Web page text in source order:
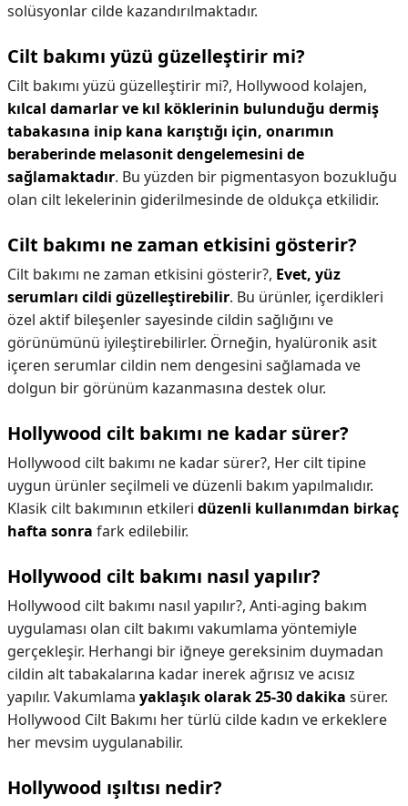
solüsyonlar cilde kazandırılmaktadır.
Cilt bakımı yüzü güzelleştirir mi?
Cilt bakımı yüzü güzelleştirir mi?, Hollywood kolajen,
kılcal damarlar ve kıl köklerinin bulunduğu dermiş
tabakasına inip kana karıştığı için, onarımın
beraberinde melasonit dengelemesini de
sağlamaktadır. Bu yüzden bir pigmentasyon bozukluğu
olan cilt lekelerinin giderilmesinde de oldukça etkilidir.
Cilt bakımı ne zaman etkisini gösterir?
Cilt bakımı ne zaman etkisini gösterir?, Evet, yüz
serumları cildi güzelleştirebilir. Bu ürünler, içerdikleri
özel aktif bileşenler sayesinde cildin sağlığını ve
görünümünü iyileştirebilirler. Örneğin, hyalüronik asit
içeren serumlar cildin nem dengesini sağlamada ve
dolgun bir görünüm kazanmasına destek olur.
Hollywood cilt bakımı ne kadar sürer?
Hollywood cilt bakımı ne kadar sürer?, Her cilt tipine
uygun ürünler seçilmeli ve düzenli bakım yapılmalıdır.
Klasik cilt bakımının etkileri düzenli kullanımdan birkaç
hafta sonra fark edilebilir.
Hollywood cilt bakımı nasıl yapılır?
Hollywood cilt bakımı nasıl yapılır?, Anti-aging bakım
uygulaması olan cilt bakımı vakumlama yöntemiyle
gerçekleşir. Herhangi bir iğneye gereksinim duymadan
cildin alt tabakalarına kadar inerek ağrısız ve acısız
yapılır. Vakumlama yaklaşık olarak 25-30 dakika sürer.
Hollywood Cilt Bakımı her türlü cilde kadın ve erkeklere
her mevsim uygulanabilir.
Hollywood ışıltısı nedir?